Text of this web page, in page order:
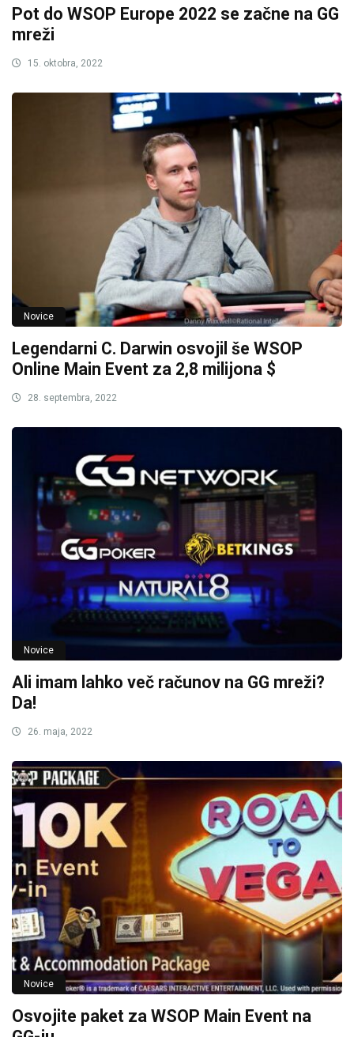
Pot do WSOP Europe 2022 se začne na GG
mreži
15. oktobra, 2022
Novice
Legendarni C. Darwin osvojil še WSOP
Online Main Event za 2,8 milijona $
28. septembra, 2022
Novice
Ali imam lahko več računov na GG mreži?
Da!
26. maja, 2022
Novice
Osvojite paket za WSOP Main Event na